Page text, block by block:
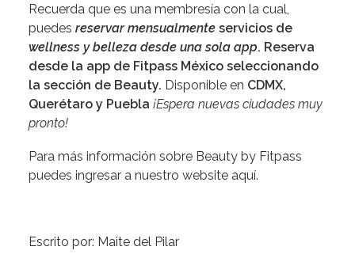
Recuerda que es una membresía con la cual,
puedes reservar mensualmente servicios de
wellness y belleza desde una sola app. Reserva
desde la app de Fitpass México seleccionando
la sección de Beauty. Disponible en CDMX,
Querétaro y Puebla ¡Espera nuevas ciudades muy
pronto!
Para más información sobre Beauty by Fitpass
puedes ingresar a nuestro website aquí.
Escrito por: Maite del Pilar